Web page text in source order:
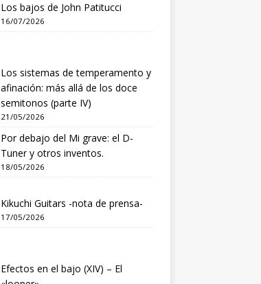
Los bajos de John Patitucci
16/07/2026
Los sistemas de temperamento y
afinación: más allá de los doce
semitonos (parte IV)
21/05/2026
Por debajo del Mi grave: el D-
Tuner y otros inventos.
18/05/2026
Kikuchi Guitars -nota de prensa-
17/05/2026
Efectos en el bajo (XIV) – El